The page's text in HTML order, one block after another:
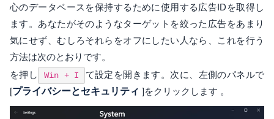
心のデータベースを保持するために使用する広告IDを取得し
ます。あなたがそのようなターゲットを絞った広告をあまり
気にせず、むしろそれらをオフにしたい人なら、これを行う
方法は次のとおりです。
を押し
Win + I
て設定を開きます。次に、左側のパネルで
[プライバシーとセキュリティ ]をクリックします 。